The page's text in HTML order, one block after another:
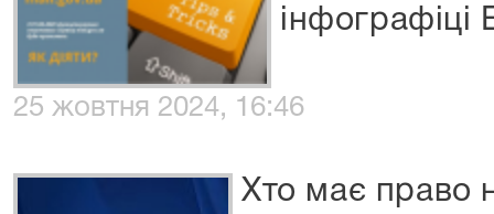
інфографіці
25 жовтня 2024, 16:46
Хто має право